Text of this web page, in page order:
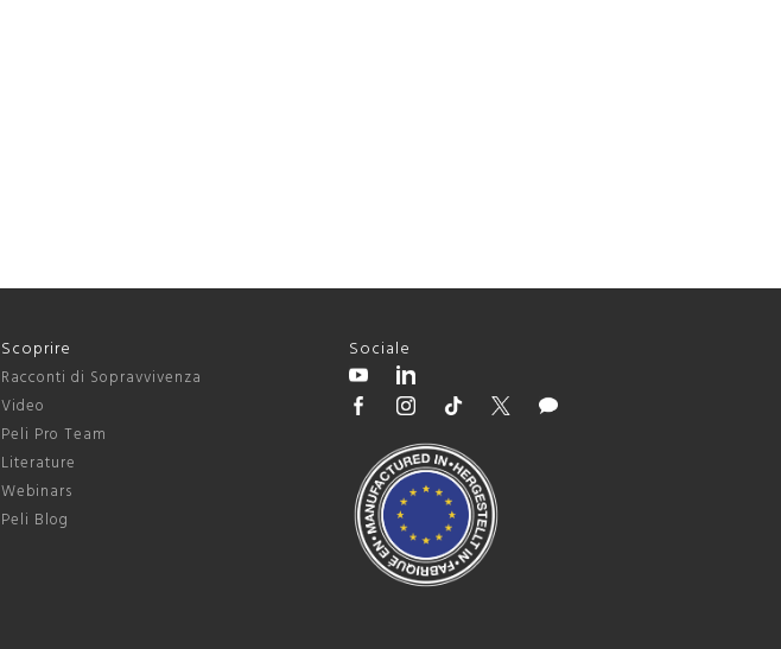
Scoprire
Racconti di Sopravvivenza
Video
Peli Pro Team
Literature
Webinars
Peli Blog
Sociale